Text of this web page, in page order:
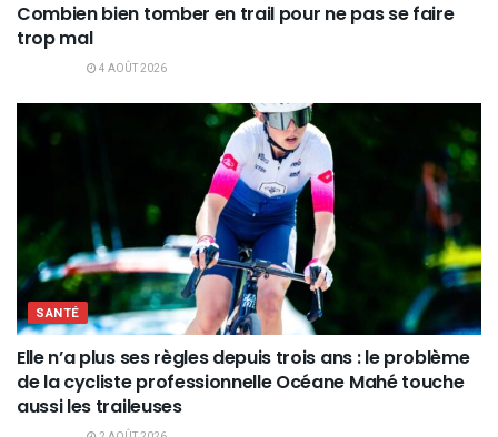
Combien bien tomber en trail pour ne pas se faire
trop mal
4 AOÛT 2026
SANTÉ
Elle n’a plus ses règles depuis trois ans : le problème
de la cycliste professionnelle Océane Mahé touche
aussi les traileuses